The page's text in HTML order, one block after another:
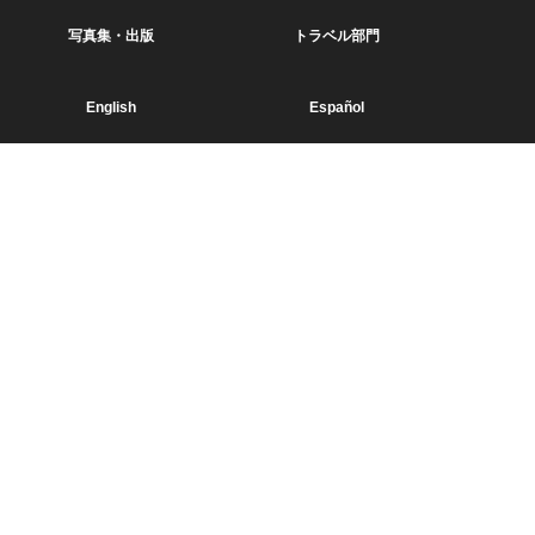
写真集・出版 トラベル部門
English Español